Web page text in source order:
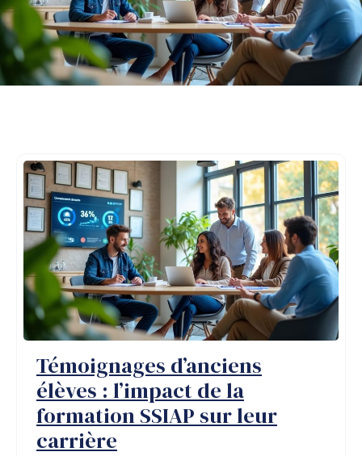
Témoignages d’anciens
élèves : l’impact de la
formation SSIAP sur leur
carrière